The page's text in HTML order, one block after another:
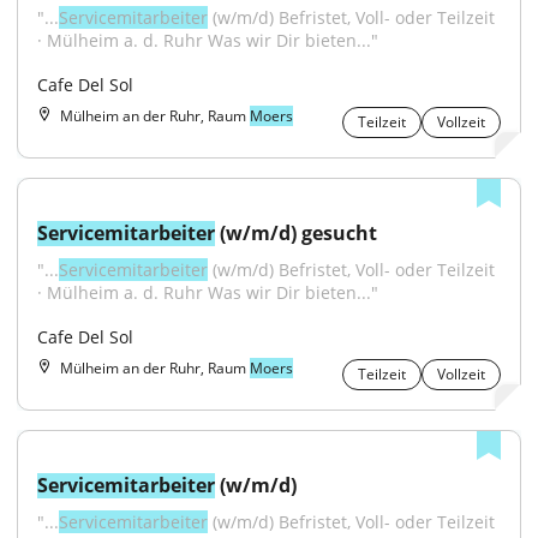
"...Servicemitarbeiter (w/m/d) Befristet, Voll- oder Teilzeit
· Mülheim a. d. Ruhr Was wir Dir bieten..."
Cafe Del Sol
Mülheim an der Ruhr, Raum Moers Teilzeit Vollzeit
Servicemitarbeiter (w/m/d) gesucht
"...Servicemitarbeiter (w/m/d) Befristet, Voll- oder Teilzeit
· Mülheim a. d. Ruhr Was wir Dir bieten..."
Cafe Del Sol
Mülheim an der Ruhr, Raum Moers Teilzeit Vollzeit
Servicemitarbeiter (w/m/d)
"...Servicemitarbeiter (w/m/d) Befristet, Voll- oder Teilzeit